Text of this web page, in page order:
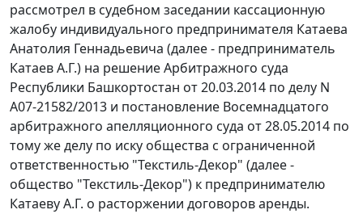
рассмотрел в судебном заседании кассационную
жалобу индивидуального предпринимателя Катаева
Анатолия Геннадьевича (далее - предприниматель
Катаев А.Г.) на решение Арбитражного суда
Республики Башкортостан от 20.03.2014 по делу N
А07-21582/2013 и постановление Восемнадцатого
арбитражного апелляционного суда от 28.05.2014 по
тому же делу по иску общества с ограниченной
ответственностью "Текстиль-Декор" (далее -
общество "Текстиль-Декор") к предпринимателю
Катаеву А.Г. о расторжении договоров аренды.